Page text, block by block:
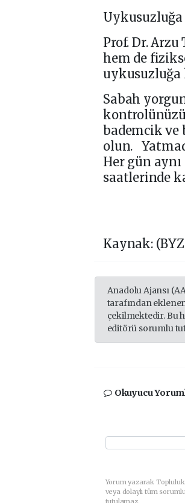
Prof. Dr.
hem de
uykusuzluğa
Sabah
kontrolünüzü
bademcik
olun.
Her gün
saatlerinde
Kaynak:
Anadolu Ajansı
tarafından
çekilmektedir. Bu
editörü sorumlu
Okuyucu
Yorum yazarak
veya dolaylı tüm
tutulamaz.